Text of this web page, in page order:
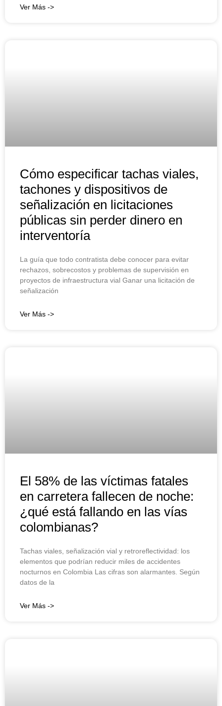
Ver Más ->
Cómo especificar tachas viales,
tachones y dispositivos de
señalización en licitaciones
públicas sin perder dinero en
interventoría
La guía que todo contratista debe conocer para evitar
rechazos, sobrecostos y problemas de supervisión en
proyectos de infraestructura vial Ganar una licitación de
señalización
Ver Más ->
El 58% de las víctimas fatales
en carretera fallecen de noche:
¿qué está fallando en las vías
colombianas?
Tachas viales, señalización vial y retroreflectividad: los
elementos que podrían reducir miles de accidentes
nocturnos en Colombia Las cifras son alarmantes. Según
datos de la
Ver Más ->